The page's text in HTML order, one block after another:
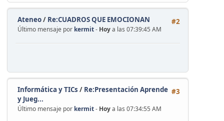
#2
Ateneo/ Re:CUADROS QUE EMOCIONAN
Último mensaje por kermit- Hoya las 07:39:45 AM
#3
Informática y TICs / Re:Presentación Aprende
y Jueg...
Último mensaje por kermit- Hoya las 07:34:55 AM